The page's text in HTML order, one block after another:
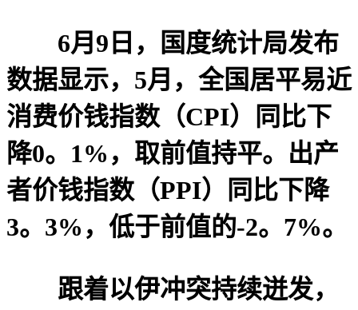
6月9日，国度统计局发布
数据显示，5月，全国居平易近
消费价钱指数（CPI）同比下
降0。1%，取前值持平。出产
者价钱指数（PPI）同比下降
3。3%，低于前值的-2。7%。
跟着以伊冲突持续迸发，